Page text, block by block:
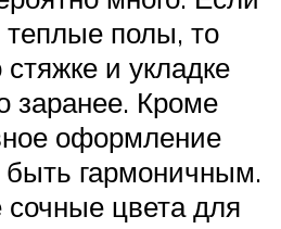
теплые полы, то
и укладке
заранее. Кроме
оформление
гармоничным.
цвета для